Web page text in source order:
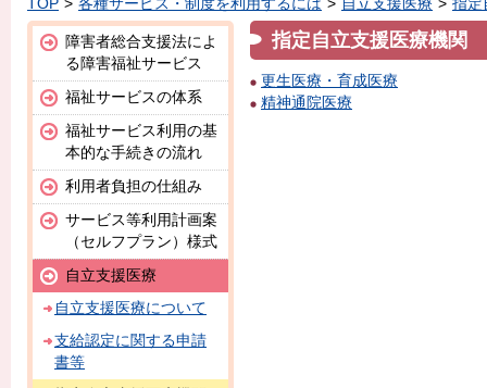
TOP 各種サービス・制度を利用するには 自立支援医療 指定
指定自立支援医療機関
更生医療・育成医療
精神通院医療
障害者総合支援法によ
る障害福祉サービス
福祉サービスの体系
福祉サービス利用の基
本的な手続きの流れ
利用者負担の仕組み
サービス等利用計画案
（セルフプラン）様式
自立支援医療
自立支援医療について
支給認定に関する申請
書等